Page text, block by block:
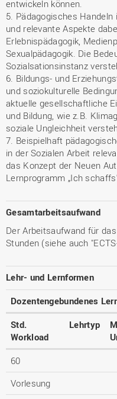
entwickeln können.
5. Pädagogisches
und relevante Aspekte
Erlebnispädagogik,
Sexualpädagogik. Die
Sozialsationsinstanz
6. Bildungs- und
und soziokulturelle
aktuelle gesellschaftliche
und Bildung, wie z.B.
soziale Ungleichheit
7. Beispielhaft
in der Sozialen Arbeit
das Konzept der Neuen
Lernprogramm „Ich
Gesamtarbeitsaufwand
Der Arbeitsaufwand für
Stunden (siehe auch
Lehr- und Lernformen
Dozentengebundenes
Std.
Workload
Lehrtyp
60
Vorlesung